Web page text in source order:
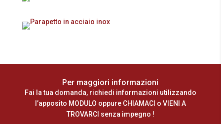
Per maggiori informazioni
Fai la tua domanda, richiedi informazioni utilizzando
l’apposito MODULO oppure CHIAMACI o VIENI A
TROVARCI senza impegno !